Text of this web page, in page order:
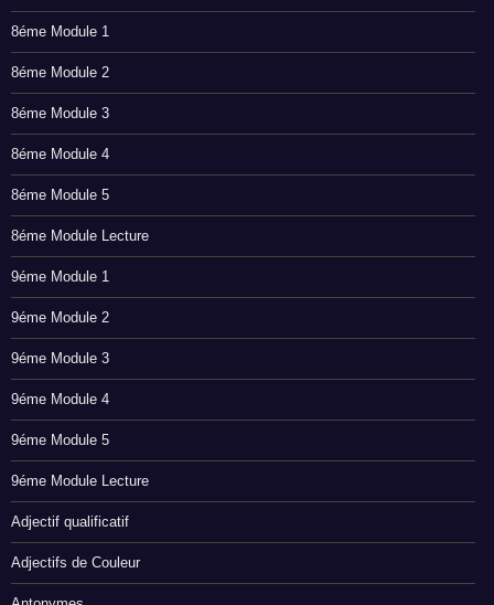
8éme Module 1
8éme Module 2
8éme Module 3
8éme Module 4
8éme Module 5
8éme Module Lecture
9éme Module 1
9éme Module 2
9éme Module 3
9éme Module 4
9éme Module 5
9éme Module Lecture
Adjectif qualificatif
Adjectifs de Couleur